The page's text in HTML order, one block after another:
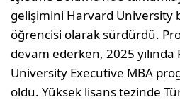
gelişimini Harvard University
öğrencisi olarak sürdürdü.
devam ederken, 2025
University Executive MBA
oldu. Yüksek lisans tezinde